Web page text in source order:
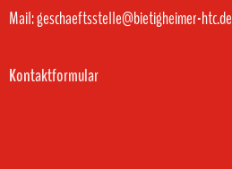
Mail: geschaeftsstelle@bietigheimer-htc.de
Kontaktformular